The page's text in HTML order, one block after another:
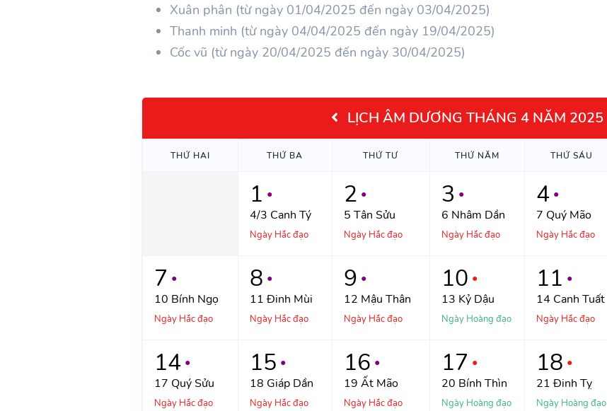
Xuân phân (từ ngày 01/04/2025 đến ngày 03/04/2025)
Thanh minh (từ ngày 04/04/2025 đến ngày 19/04/2025)
Cốc vũ (từ ngày 20/04/2025 đến ngày 30/04/2025)
LỊCH ÂM DƯƠNG THÁNG 4 NĂM 2025
THỨHAI THỨ BA THỨ TƯ THỨNĂM THỨ SÁU
1 ●
4/3 Canh Tý
Ngày Hắc đạo
2 ●
5 Tân Sửu
Ngày Hắc đạo
3 ●
6 Nhâm Dần
Ngày Hắc đạo
4 ●
7 Quý Mão
Ngày Hắc đạo
7 ●
10 Bính Ngọ
Ngày Hắc đạo
8 ●
11 Đinh Mùi
Ngày Hắc đạo
9 ●
12 Mậu Thân
Ngày Hắc đạo
10 ●
13 Kỷ Dậu
Ngày Hoàng đạo
11 ●
14 Canh Tuất
Ngày Hắc đạo
14 ●
17 Quý Sửu
Ngày Hắc đạo
15 ●
18 Giáp Dần
Ngày Hắc đạo
16 ●
19 Ất Mão
Ngày Hắc đạo
17 ●
20 Bính Thìn
Ngày Hoàng đạo
18 ●
21 Đinh Tỵ
Ngày Hoàng đạo